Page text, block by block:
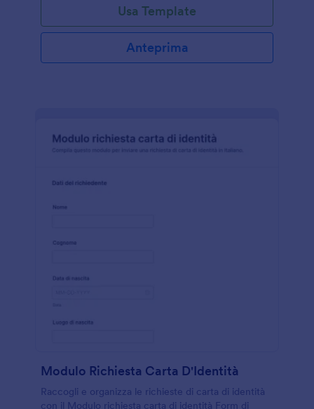
Usa Template
Anteprima
Modulo Richiesta Carta D'Identità
Raccogli e organizza le richieste di carta di identità
con il Modulo richiesta carta di identità Form di